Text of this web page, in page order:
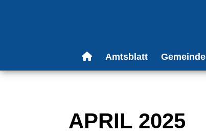
Amtsblatt Gemeinde
APRIL 2025